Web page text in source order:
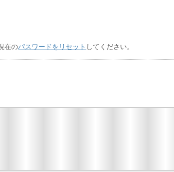
在のパスワードをリセット してください。